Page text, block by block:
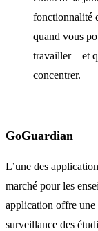
fonctionnalité
quand vous
travailler – et
concentrer.
GoGuardian
L’une des
marché pour les
application offre
surveillance des